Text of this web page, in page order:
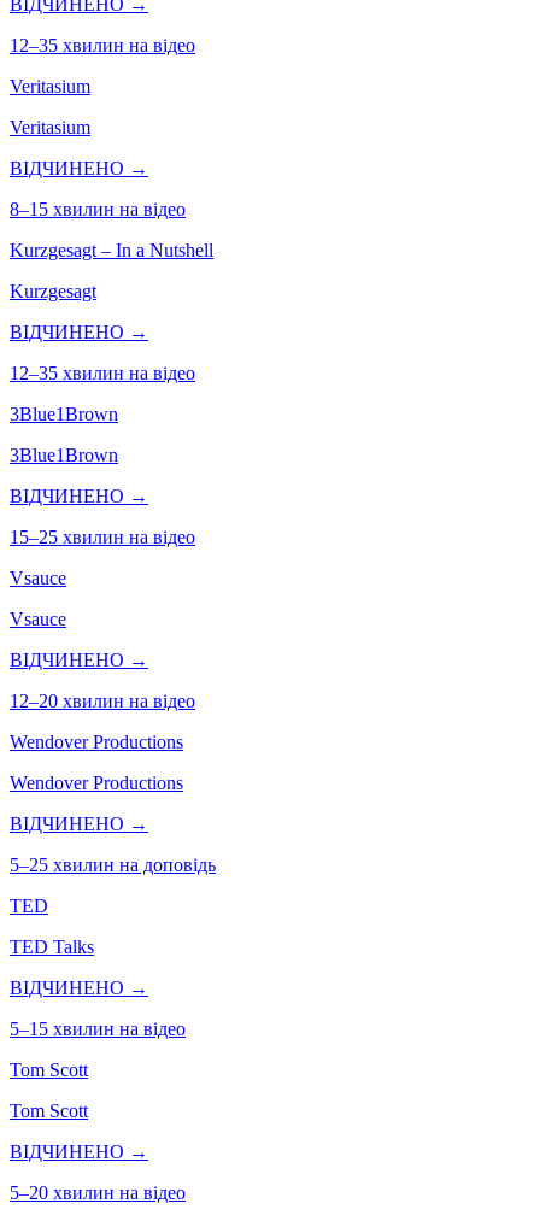
ВІДЧИНЕНО →
12–35 хвилин на відео
Veritasium
Veritasium
ВІДЧИНЕНО →
8–15 хвилин на відео
Kurzgesagt – In a Nutshell
Kurzgesagt
ВІДЧИНЕНО →
12–35 хвилин на відео
3Blue1Brown
3Blue1Brown
ВІДЧИНЕНО →
15–25 хвилин на відео
Vsauce
Vsauce
ВІДЧИНЕНО →
12–20 хвилин на відео
Wendover Productions
Wendover Productions
ВІДЧИНЕНО →
5–25 хвилин на доповідь
TED
TED Talks
ВІДЧИНЕНО →
5–15 хвилин на відео
Tom Scott
Tom Scott
ВІДЧИНЕНО →
5–20 хвилин на відео